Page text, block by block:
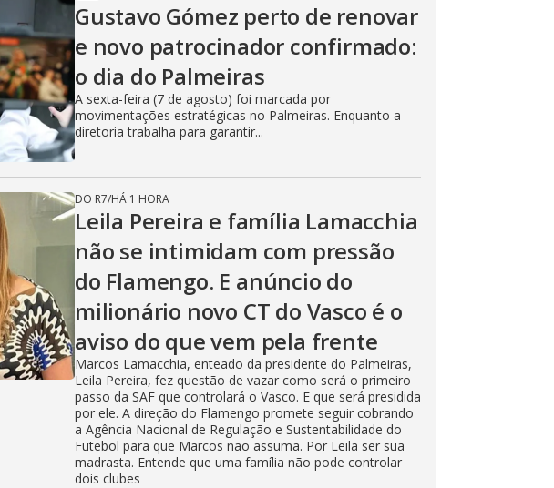
Gustavo Gómez perto de renovar
e novo patrocinador confirmado:
o dia do Palmeiras
A sexta-feira (7 de agosto) foi marcada por
movimentações estratégicas no Palmeiras. Enquanto a
diretoria trabalha para garantir...
DO R7/HÁ 1 HORA
Leila Pereira e família Lamacchia
não se intimidam com pressão
do Flamengo. E anúncio do
milionário novo CT do Vasco é o
aviso do que vem pela frente
Marcos Lamacchia, enteado da presidente do Palmeiras,
Leila Pereira, fez questão de vazar como será o primeiro
passo da SAF que controlará o Vasco. E que será presidida
por ele. A direção do Flamengo promete seguir cobrando
a Agência Nacional de Regulação e Sustentabilidade do
Futebol para que Marcos não assuma. Por Leila ser sua
madrasta. Entende que uma família não pode controlar
dois clubes